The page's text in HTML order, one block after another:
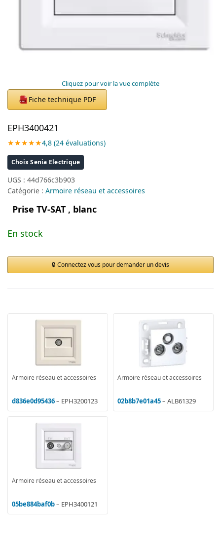
Cliquez pour voir la vue complète
PDF Fiche technique PDF
EPH3400421
★★★★★4,8 (24 évaluations)
Choix Senia Electrique
UGS : 44d766c3b903
Catégorie : Armoire réseau et accessoires
Prise TV-SAT , blanc
En stock
Connectez vous pour demander un devis
Armoire réseau et accessoires
d836e0d95436– EPH3200123
Armoire réseau et accessoires
02b8b7e01a45– ALB61329
Armoire réseau et accessoires
05be884baf0b– EPH3400121